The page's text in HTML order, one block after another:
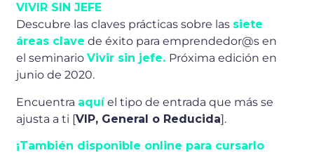
VIVIR SIN JEFE
Descubre las claves prácticas sobre las siete
áreas clave de éxito para emprendedor@s en
el seminarioVivir sin jefe. Próxima edición en
junio de 2020.
Encuentra aquíel tipo de entrada que más se
ajusta a ti [VIP, General o Reducida].
¡También disponible online para cursarlo